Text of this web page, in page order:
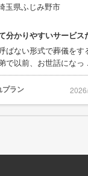
玉県ふじみ野市
分かりやすいサービス
ばない形式で葬儀をす
で以前、お世話になっ
プラン